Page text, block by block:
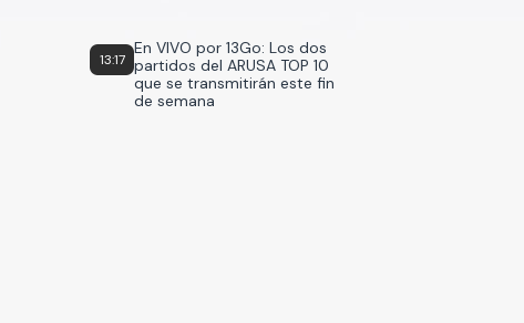
13:17
En VIVO por 13Go: Los dos
partidos del ARUSA TOP 10
que se transmitirán este fin
de semana